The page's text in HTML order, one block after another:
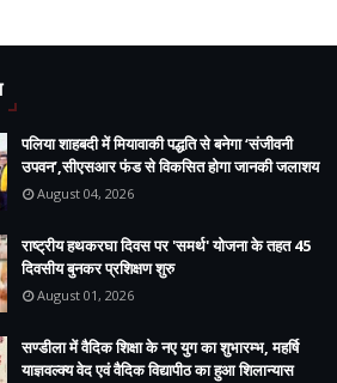
पलिया शाहबदी में मियावाकी पद्धति से बनेगा ‘संजीवनी
उपवन’,सीएसआर फंड से विकसित होगा जानकी जलाशय
August 04, 2026
राष्ट्रीय हथकरघा दिवस पर 'समर्थ' योजना के तहत 45
दिवसीय बुनकर प्रशिक्षण शुरु
August 01, 2026
सण्डीला में वैदिक शिक्षा के नए युग का शुभारम्भ, महर्षि
याज्ञवल्क्य वेद एवं वैदिक विद्यापीठ का हुआ शिलान्यास